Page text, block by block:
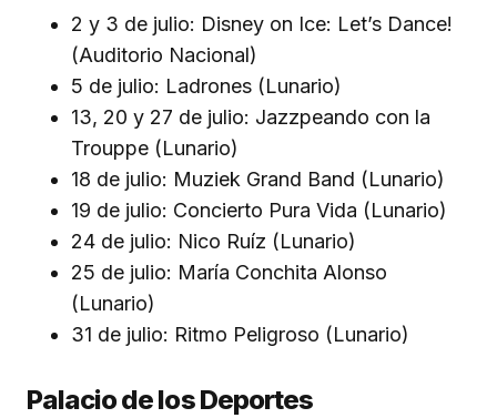
2 y 3 de julio: Disney on Ice: Let’s Dance!
(Auditorio Nacional)
5 de julio: Ladrones (Lunario)
13, 20 y 27 de julio: Jazzpeando con la
Trouppe (Lunario)
18 de julio: Muziek Grand Band (Lunario)
19 de julio: Concierto Pura Vida (Lunario)
24 de julio: Nico Ruíz (Lunario)
25 de julio: María Conchita Alonso
(Lunario)
31 de julio: Ritmo Peligroso (Lunario)
Palacio de los Deportes